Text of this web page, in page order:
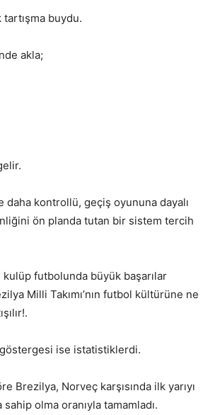
buydu.
akla;
daha kontrollü, geçiş oyununa dayalı
ön planda tutan bir sistem tercih
kulüp futbolunda büyük başarılar
Milli Takımı’nın futbol kültürüne ne
göstergesi ise istatistiklerdi.
Brezilya, Norveç karşısında ilk yarıyı
sahip olma oranıyla tamamladı.